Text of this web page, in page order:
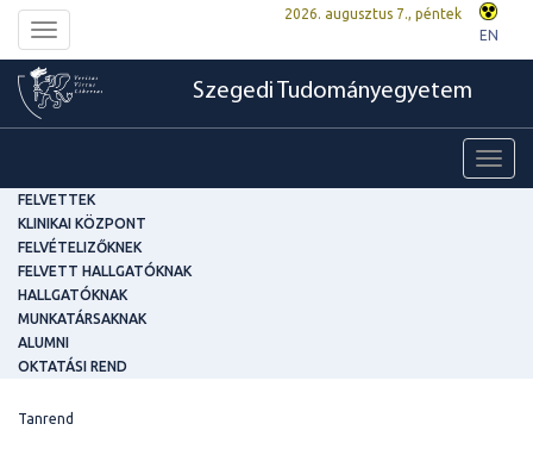
Toggle
navigation
2026. augusztus 7., péntek
EN
Szegedi Tudományegyetem
FELVETTEK
KLINIKAI KÖZPONT
FELVÉTELIZŐKNEK
FELVETT HALLGATÓKNAK
HALLGATÓKNAK
MUNKATÁRSAKNAK
ALUMNI
OKTATÁSI REND
Tanrend